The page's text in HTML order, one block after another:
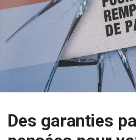
Des garanties